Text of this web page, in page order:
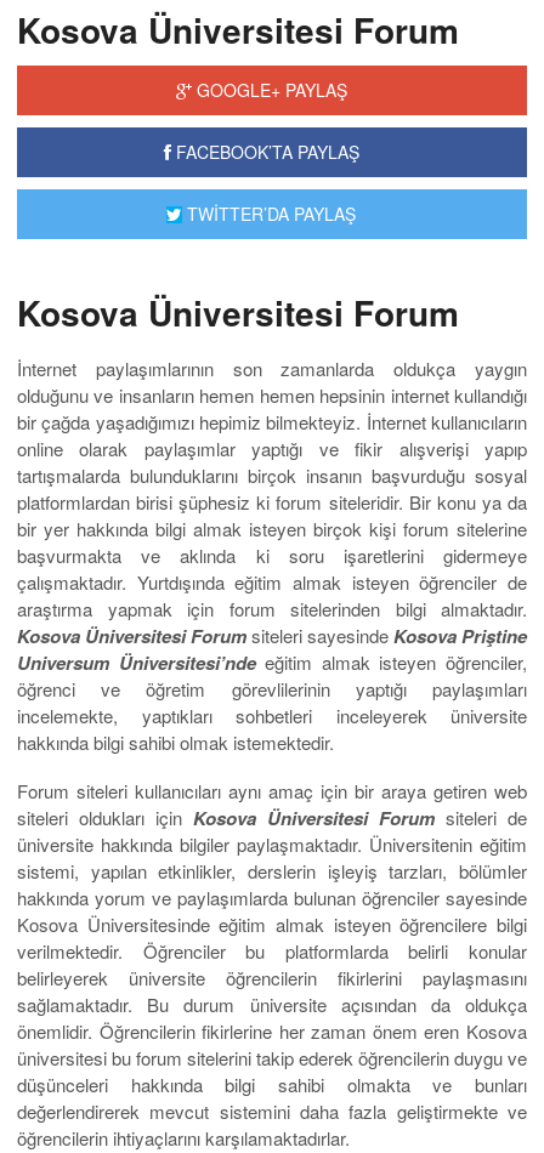
Kosova Üniversitesi Forum
GOOGLE+ PAYLAŞ
FACEBOOK’TA PAYLAŞ
TWİTTER’DA PAYLAŞ
Kosova Üniversitesi Forum
İnternet paylaşımlarının son zamanlarda oldukça yaygın
olduğunu ve insanların hemen hemen hepsinin internet kullandığı
bir çağda yaşadığımızı hepimiz bilmekteyiz. İnternet kullanıcıların
online olarak paylaşımlar yaptığı ve fikir alışverişi yapıp
tartışmalarda bulunduklarını birçok insanın başvurduğu sosyal
platformlardan birisi şüphesiz ki forum siteleridir. Bir konu ya da
bir yer hakkında bilgi almak isteyen birçok kişi forum sitelerine
başvurmakta ve aklında ki soru işaretlerini gidermeye
çalışmaktadır. Yurtdışında eğitim almak isteyen öğrenciler de
araştırma yapmak için forum sitelerinden bilgi almaktadır.
Kosova Üniversitesi Forumsiteleri sayesindeKosova Priştine
Universum Üniversitesi’ndeeğitim almak isteyen öğrenciler,
öğrenci ve öğretim görevlilerinin yaptığı paylaşımları
incelemekte, yaptıkları sohbetleri inceleyerek üniversite
hakkında bilgi sahibi olmak istemektedir.
Forum siteleri kullanıcıları aynı amaç için bir araya getiren web
siteleri oldukları için Kosova Üniversitesi Forum siteleri de
üniversite hakkında bilgiler paylaşmaktadır. Üniversitenin eğitim
sistemi, yapılan etkinlikler, derslerin işleyiş tarzları, bölümler
hakkında yorum ve paylaşımlarda bulunan öğrenciler sayesinde
Kosova Üniversitesinde eğitim almak isteyen öğrencilere bilgi
verilmektedir. Öğrenciler bu platformlarda belirli konular
belirleyerek üniversite öğrencilerin fikirlerini paylaşmasını
sağlamaktadır. Bu durum üniversite açısından da oldukça
önemlidir. Öğrencilerin fikirlerine her zaman önem eren Kosova
üniversitesi bu forum sitelerini takip ederek öğrencilerin duygu ve
düşünceleri hakkında bilgi sahibi olmakta ve bunları
değerlendirerek mevcut sistemini daha fazla geliştirmekte ve
öğrencilerin ihtiyaçlarını karşılamaktadırlar.